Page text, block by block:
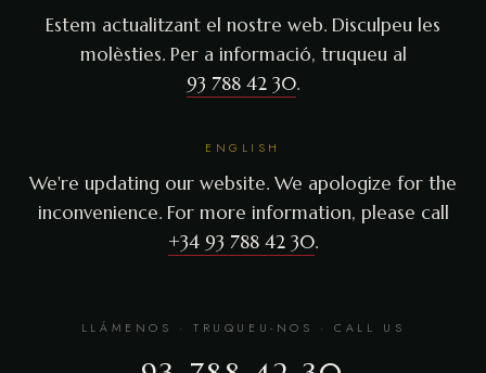
Estem actualitzant el nostre web. Disculpeu les
molèsties. Per a informació, truqueu al
93 788 42 30.
ENGLISH
We're updating our website. We apologize for the
inconvenience. For more information, please call
+34 93 788 42 30.
LLÁMENOS · TRUQUEU-NOS · CALL US